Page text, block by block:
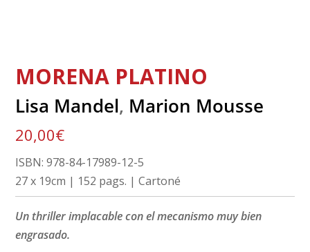
MORENA PLATINO
Lisa Mandel, Marion Mousse
20,00€
ISBN: 978-84-17989-12-5
27 x 19cm | 152 pags. | Cartoné
Un thriller implacable con el mecanismo muy bien
engrasado.